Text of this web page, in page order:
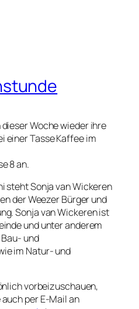
Woche wieder ihre
einer Tasse Kaffee im
8 an.
steht Sonja van Wickeren
der Weezer Bürger und
Sonja van Wickeren ist
und unter anderem
und
im Natur- und
vorbeizuschauen,
per E-Mail an